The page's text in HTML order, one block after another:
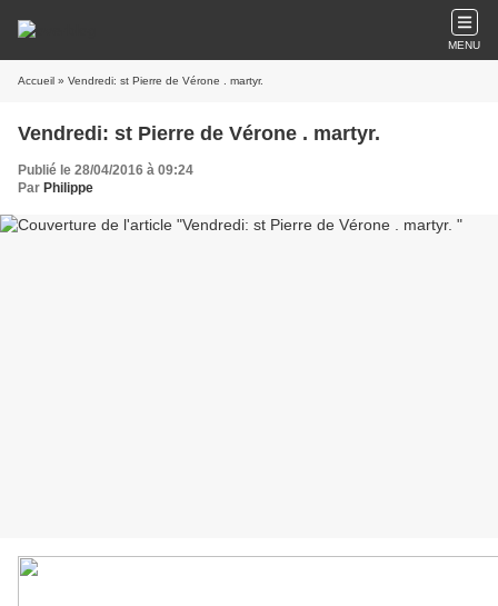
MENU
Accueil » Vendredi: st Pierre de Vérone . martyr.
Vendredi: st Pierre de Vérone . martyr.
Publié le 28/04/2016 à 09:24
Par Philippe